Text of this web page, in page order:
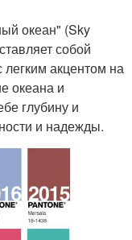
океан" (Sky
собой
акцентом на
океана и
глубину и
и надежды.